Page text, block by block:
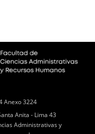
Anexo 3224
Anita - Lima 43
Administrativas y